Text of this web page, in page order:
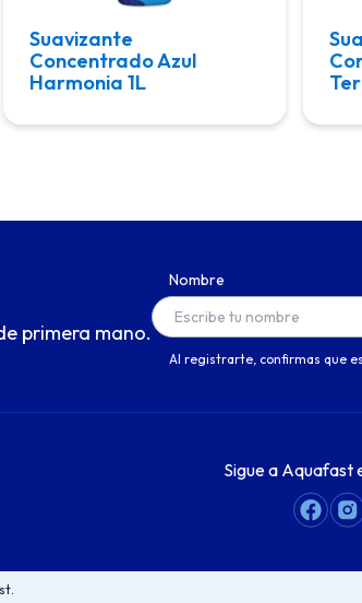
Suavizante
Concentrado Azul
Harmonia 1L
primera mano.
Nombre
Al registrarte, confirmas que
Sigue a Aquafast